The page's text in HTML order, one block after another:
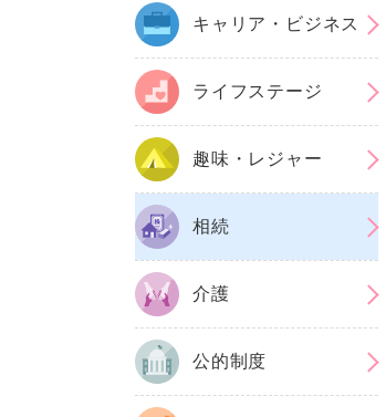
キャリア・ビジネス
ライフステージ
趣味・レジャー
相続
介護
公的制度